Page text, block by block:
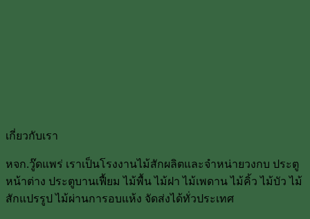
เกี่ยวกับเรา
หจก.วู๊ดแพร่ เราเป็นโรงงานไม้สักผลิตและจำหน่ายวงกบ ประตู
หน้าต่าง ประตูบานเฟื้ยม ไม้พื้น ไม้ฝา ไม้เพดาน ไม้คิ้ว ไม้บัว ไม้
สักแปรรูป ไม้ผ่านการอบแห้ง จัดส่งได้ทั่วประเทศ